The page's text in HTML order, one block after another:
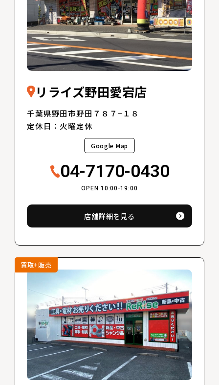
リライズ野田愛宕店
千葉県野田市野田７８７−１８
定休日：火曜定休
Google Map
04-7170-0430
OPEN 10:00-19:00
店舗詳細を見る
買取+販売